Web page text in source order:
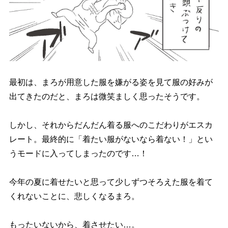
最初は、まろが用意した服を嫌がる姿を見て服の好みが
出てきたのだと、まろは微笑ましく思ったそうです。
しかし、それからだんだん着る服へのこだわりがエスカ
レート。最終的に「着たい服がないなら着ない！」とい
うモードに入ってしまったのです…！
今年の夏に着せたいと思って少しずつそろえた服を着て
くれないことに、悲しくなるまろ。
もったいないから、着させたい…。